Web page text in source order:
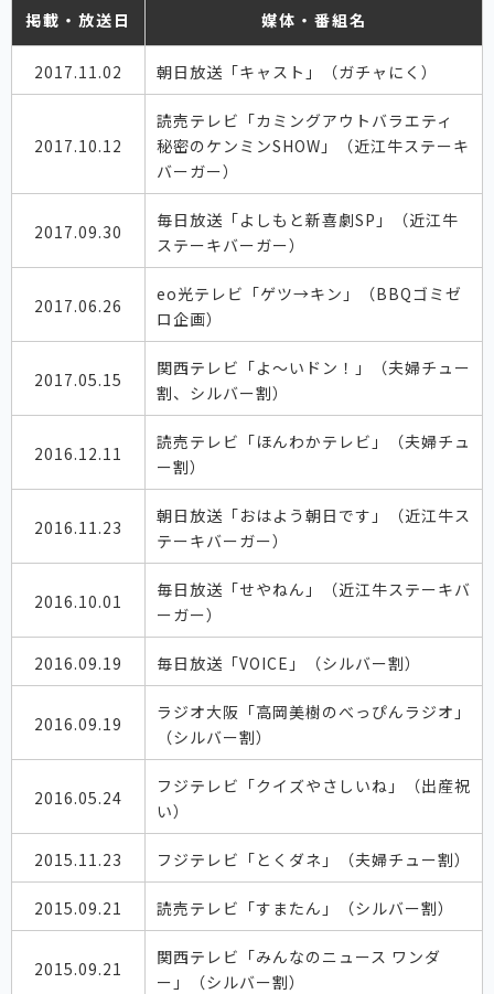
掲載・放送日 媒体・番組名
2017.11.02 朝日放送「キャスト」（ガチャにく）
2017.10.12
読売テレビ「カミングアウトバラエティ
秘密のケンミンSHOW」（近江牛ステーキ
バーガー）
2017.09.30
毎日放送「よしもと新喜劇SP」（近江牛
ステーキバーガー）
2017.06.26
eo光テレビ「ゲツ→キン」（BBQゴミゼ
ロ企画）
2017.05.15
関西テレビ「よ～いドン！」（夫婦チュー
割、シルバー割）
2016.12.11
読売テレビ「ほんわかテレビ」（夫婦チュ
ー割）
2016.11.23
朝日放送「おはよう朝日です」（近江牛ス
テーキバーガー）
2016.10.01
毎日放送「せやねん」（近江牛ステーキバ
ーガー）
2016.09.19 毎日放送「VOICE」（シルバー割）
2016.09.19
ラジオ大阪「高岡美樹のべっぴんラジオ」
（シルバー割）
2016.05.24
フジテレビ「クイズやさしいね」（出産祝
い）
2015.11.23 フジテレビ「とくダネ」（夫婦チュー割）
2015.09.21 読売テレビ「すまたん」（シルバー割）
2015.09.21
関西テレビ「みんなのニュース ワンダ
ー」（シルバー割）